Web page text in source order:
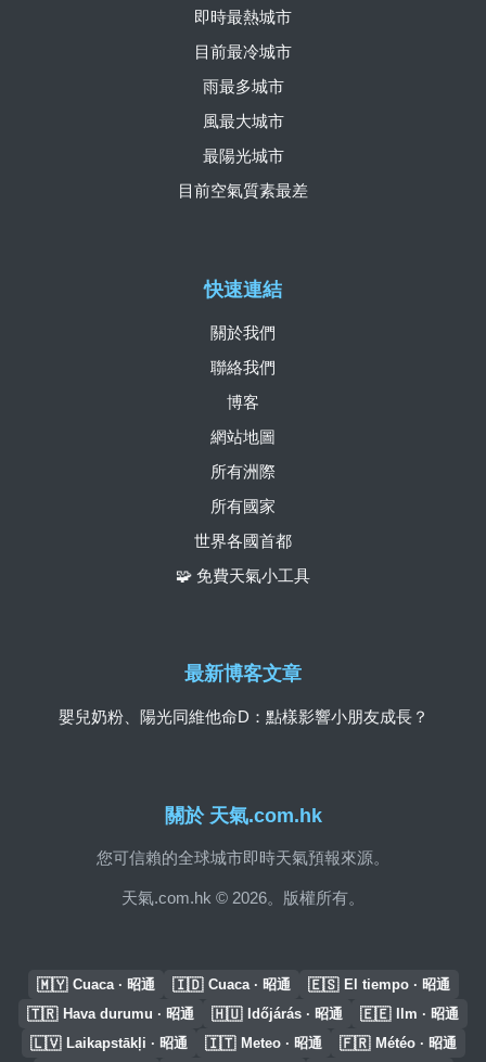
關於 天氣.com.hk
您可信賴的全球城市即時天氣預報來源。
天氣.com.hk © 2026。版權所有。
快速連結
關於我們
聯絡我們
博客
網站地圖
所有洲際
所有國家
世界各國首都
🧩 免費天氣小工具
即時最熱城市
目前最冷城市
雨最多城市
風最大城市
最陽光城市
目前空氣質素最差
最新博客文章
嬰兒奶粉、陽光同維他命D：點樣影響小朋友成長？
🇲🇾 Cuaca · 昭通 🇮🇩 Cuaca · 昭通 🇪🇸 El tiempo · 昭通
🇹🇷 Hava durumu · 昭通 🇭🇺 Időjárás · 昭通 🇪🇪 Ilm · 昭通
🇱🇻 Laikapstākļi · 昭通 🇮🇹 Meteo · 昭通 🇫🇷 Météo · 昭通